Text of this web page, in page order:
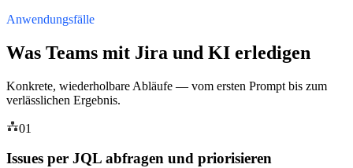
Anwendungsfälle
Was Teams mit Jira und KI erledigen
Konkrete, wiederholbare Abläufe — vom ersten Prompt bis zum
verlässlichen Ergebnis.
01
Issues per JQL abfragen und priorisieren